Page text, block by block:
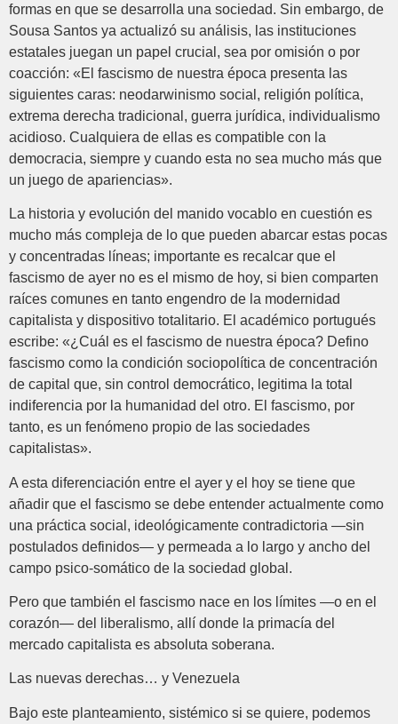
formas en que se desarrolla una sociedad. Sin embargo, de
Sousa Santos ya actualizó su análisis, las instituciones
estatales juegan un papel crucial, sea por omisión o por
coacción: «El fascismo de nuestra época presenta las
siguientes caras: neodarwinismo social, religión política,
extrema derecha tradicional, guerra jurídica, individualismo
acidioso. Cualquiera de ellas es compatible con la
democracia, siempre y cuando esta no sea mucho más que
un juego de apariencias».
La historia y evolución del manido vocablo en cuestión es
mucho más compleja de lo que pueden abarcar estas pocas
y concentradas líneas; importante es recalcar que el
fascismo de ayer no es el mismo de hoy, si bien comparten
raíces comunes en tanto engendro de la modernidad
capitalista y dispositivo totalitario. El académico portugués
escribe: «¿Cuál es el fascismo de nuestra época? Defino
fascismo como la condición sociopolítica de concentración
de capital que, sin control democrático, legitima la total
indiferencia por la humanidad del otro. El fascismo, por
tanto, es un fenómeno propio de las sociedades
capitalistas».
A esta diferenciación entre el ayer y el hoy se tiene que
añadir que el fascismo se debe entender actualmente como
una práctica social, ideológicamente contradictoria —sin
postulados definidos— y permeada a lo largo y ancho del
campo psico-somático de la sociedad global.
Pero que también el fascismo nace en los límites —o en el
corazón— del liberalismo, allí donde la primacía del
mercado capitalista es absoluta soberana.
Las nuevas derechas… y Venezuela
Bajo este planteamiento, sistémico si se quiere, podemos